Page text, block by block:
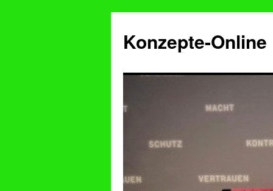
Konzepte-Online